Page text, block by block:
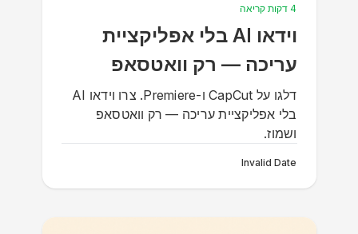
4 דקות קריאה
וידאו AI בלי אפליקציית
עריכה — רק וואטסאפ
דלגו על CapCut ו-Premiere. צרו וידאו AI
בלי אפליקציית עריכה — רק וואטסאפ
ושמוז.
Invalid Date